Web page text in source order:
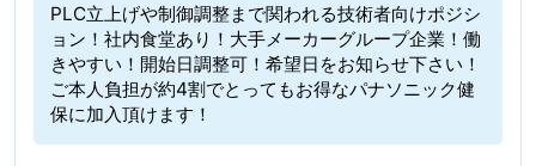
PLC立上げや制御調整まで関われる技術者向けポジシ
ョン！社内食堂あり！大手メーカーグループ企業！働
きやすい！開始日調整可！希望日をお知らせ下さい！
ご本人負担が約4割でとってもお得なパナソニック健
保に加入頂けます！